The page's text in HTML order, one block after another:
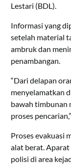
Lestari (BDL).
Informasi yang
setelah material
ambruk dan
penambangan.
“Dari delapan
menyelamatkan
bawah timbunan
proses
Proses evakuasi
alat berat.
polisi di area